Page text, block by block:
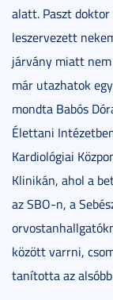
alatt. Paszt
leszervezett
járvány miatt
már utazhatok
mondta Babós
Élettani
Kardiológiai
Klinikán, ahol a
az SBO-n, a
között varrni,
tanította az